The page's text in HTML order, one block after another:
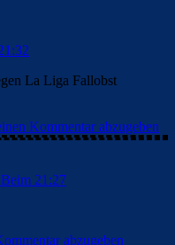
La Liga Fallobst
Kommentar abzugeben
21:27
abzugeben